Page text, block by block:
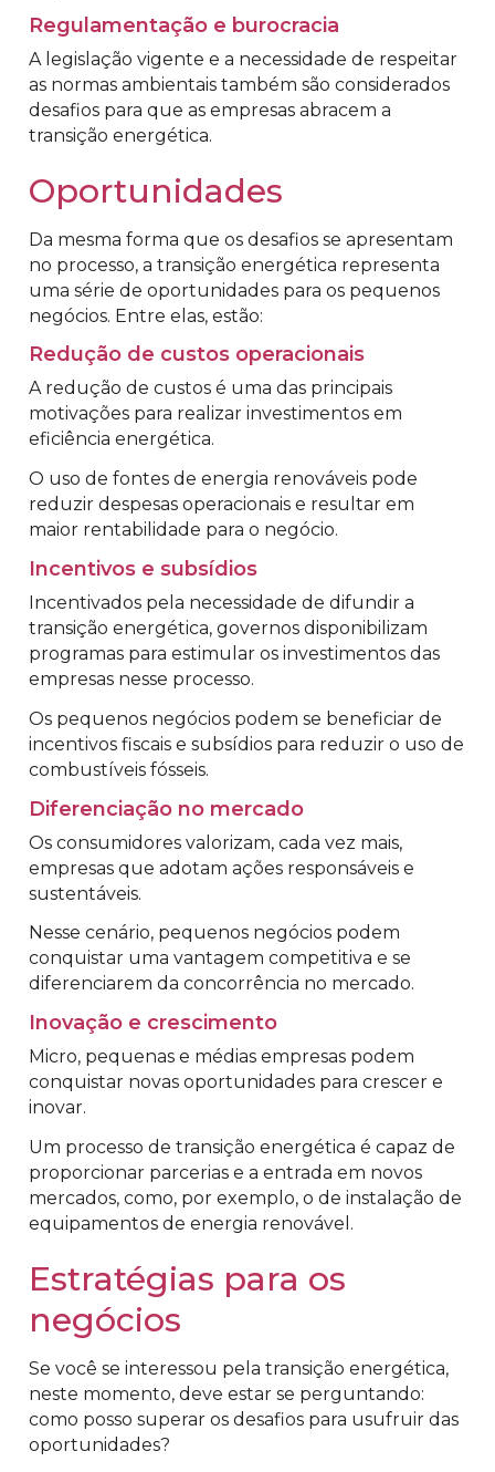
Regulamentação e burocracia
A legislação vigente e a necessidade de respeitar
as normas ambientais também são considerados
desafios para que as empresas abracem a
transição energética.
Oportunidades
Da mesma forma que os desafios se apresentam
no processo, a transição energética representa
uma série de oportunidades para os pequenos
negócios. Entre elas, estão:
Redução de custos operacionais
A redução de custos é uma das principais
motivações para realizar investimentos em
eficiência energética.
O uso de fontes de energia renováveis pode
reduzir despesas operacionais e resultar em
maior rentabilidade para o negócio.
Incentivos e subsídios
Incentivados pela necessidade de difundir a
transição energética, governos disponibilizam
programas para estimular os investimentos das
empresas nesse processo.
Os pequenos negócios podem se beneficiar de
incentivos fiscais e subsídios para reduzir o uso de
combustíveis fósseis.
Diferenciação no mercado
Os consumidores valorizam, cada vez mais,
empresas que adotam ações responsáveis e
sustentáveis.
Nesse cenário, pequenos negócios podem
conquistar uma vantagem competitiva e se
diferenciarem da concorrência no mercado.
Inovação e crescimento
Micro, pequenas e médias empresas podem
conquistar novas oportunidades para crescer e
inovar.
Um processo de transição energética é capaz de
proporcionar parcerias e a entrada em novos
mercados, como, por exemplo, o de instalação de
equipamentos de energia renovável.
Estratégias para os
negócios
Se você se interessou pela transição energética,
neste momento, deve estar se perguntando:
como posso superar os desafios para usufruir das
oportunidades?